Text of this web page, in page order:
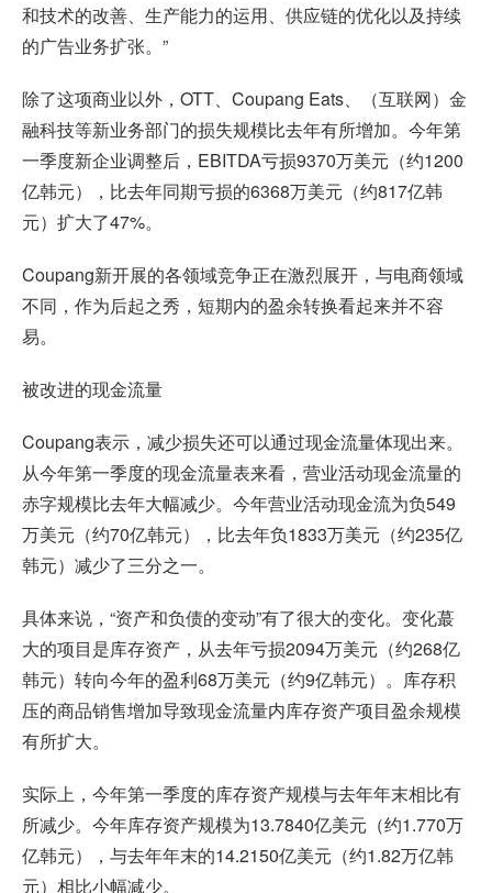
和技术的改善、生产能力的运用、供应链的优化以及持续
的广告业务扩张。”
除了这项商业以外，OTT、Coupang Eats、（互联网）金
融科技等新业务部门的损失规模比去年有所增加。今年第
一季度新企业调整后，EBITDA亏损9370万美元（约1200
亿韩元），比去年同期亏损的6368万美元（约817亿韩
元）扩大了47%。
Coupang新开展的各领域竞争正在激烈展开，与电商领域
不同，作为后起之秀，短期内的盈余转换看起来并不容
易。
被改进的现金流量
Coupang表示，减少损失还可以通过现金流量体现出来。
从今年第一季度的现金流量表来看，营业活动现金流量的
赤字规模比去年大幅减少。今年营业活动现金流为负549
万美元（约70亿韩元），比去年负1833万美元（约235亿
韩元）减少了三分之一。
具体来说，“资产和负债的变动”有了很大的变化。变化蕞
大的项目是库存资产，从去年亏损2094万美元（约268亿
韩元）转向今年的盈利68万美元（约9亿韩元）。库存积
压的商品销售增加导致现金流量内库存资产项目盈余规模
有所扩大。
实际上，今年第一季度的库存资产规模与去年年末相比有
所减少。今年库存资产规模为13.7840亿美元（约1.770万
亿韩元），与去年年末的14.2150亿美元（约1.82万亿韩
元）相比小幅减少。